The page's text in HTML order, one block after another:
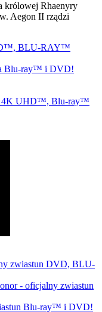
królowej Rhaenyry
Aegon II rządzi
BLU-RAY™
Blu-ray™ i DVD!
4K UHD™, Blu-ray™
zwiastun DVD, BLU-
- oficjalny zwiastun
Blu-ray™ i DVD!